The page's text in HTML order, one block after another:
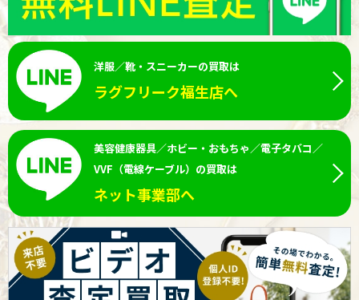
洋服／靴・スニーカーの買取は
ラグフリーク福生店へ
美容健康器具／ホビー・おもちゃ／電子タバコ／
VVF（電線ケーブル）の買取は
ネット事業部へ